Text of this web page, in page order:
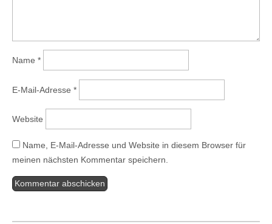
Name *
E-Mail-Adresse *
Website
Name, E-Mail-Adresse und Website in diesem Browser für
meinen nächsten Kommentar speichern.